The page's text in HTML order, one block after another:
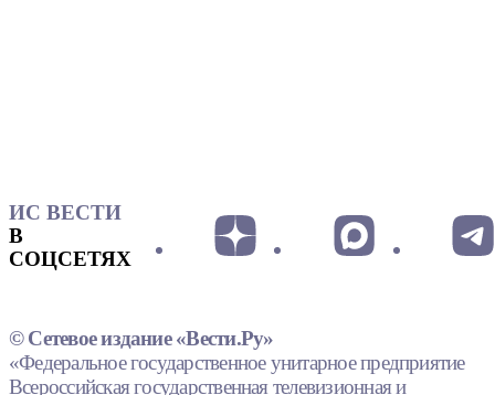
ИС ВЕСТИ
В
СОЦСЕТЯХ
© Сетевое издание «Вести.Ру»
«Федеральное государственное унитарное предприятие
Всероссийская государственная телевизионная и